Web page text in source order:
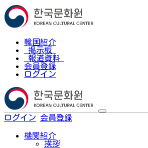
韓国紹介
掲示板
報道資料
会員登録
ログイン
ログイン 会員登録
機関紹介
挨拶